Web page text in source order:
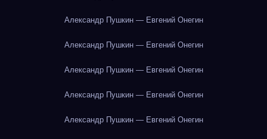
Александр Пушкин — Евгений Онегин
Александр Пушкин — Евгений Онегин
Александр Пушкин — Евгений Онегин
Александр Пушкин — Евгений Онегин
Александр Пушкин — Евгений Онегин